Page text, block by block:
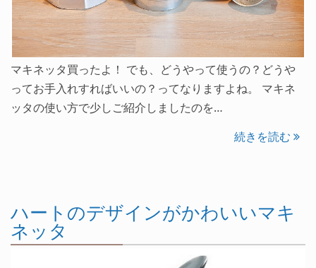
マキネッタ買ったよ！ でも、どうやって使うの？どうや
ってお手入れすればいいの？ってなりますよね。 マキネ
ッタの使い方で少しご紹介しましたのを…
続きを読む
ハートのデザインがかわいいマキ
ネッタ